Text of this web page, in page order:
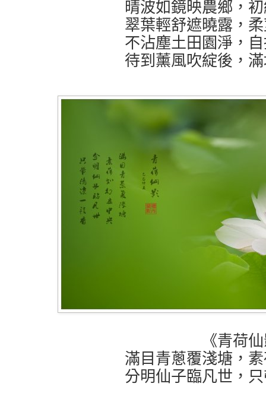
晴波如鏡映農鄉，
翠葉輕舒遮曉露，
不沾塵土田園淨，
待到薰風吹綻後，
《青荷
滿目青蔥覆淺塘，
分明仙子臨凡世，